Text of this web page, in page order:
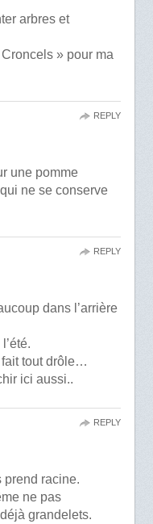
arbres et
» pour ma
une pomme
ne se conserve
REPLY
dans l’arrière
fait tout drôle…
ici aussi..
REPLY
prend racine.
ne pas
grandelets.
REPLY